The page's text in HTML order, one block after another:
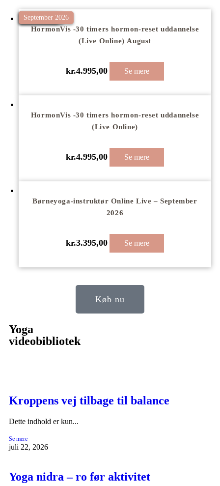
August 2026
HormonVis -30 timers hormon-reset uddannelse
(Live Online) August
kr.4.995,00 Se mere
April 2026
HormonVis -30 timers hormon-reset uddannelse
(Live Online)
kr.4.995,00 Se mere
September 2026
Børneyoga-instruktør Online Live – September
2026
kr.3.395,00 Se mere
Køb nu
Yoga
videobibliotek
Kroppens vej tilbage til balance
Dette indhold er kun...
Se mere
juli 22, 2026
Yoga nidra – ro før aktivitet